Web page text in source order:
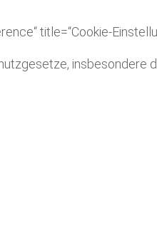
title=“Cookie-
insbesondere